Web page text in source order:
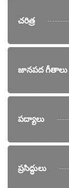
చరిత్ర
జానపద గీతాలు
పద్యాలు
ప్రసిద్ధులు